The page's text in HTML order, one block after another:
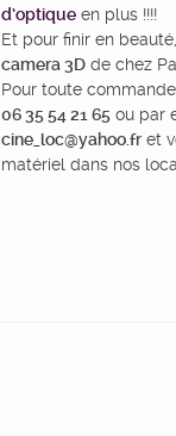
d’optiqueen plus !!!!
Et pour finir en
camera 3D de chez
Pour toute
06 35 54 21 65ou par
cine_loc@yahoo.fret
matériel dans nos